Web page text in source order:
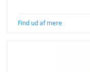
Find ud af mere